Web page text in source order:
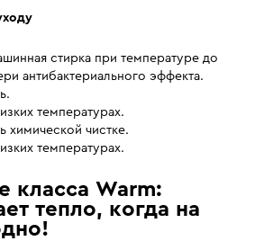
стирка при температуре до
антибактериального эффекта.
температурах.
химической чистке.
температурах.
класса Warm:
тепло, когда на